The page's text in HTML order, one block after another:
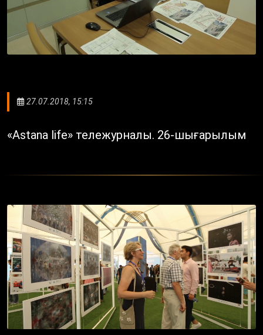
27.07.2018, 15:15
«Astana life» тележурналы. 26-шығарылым